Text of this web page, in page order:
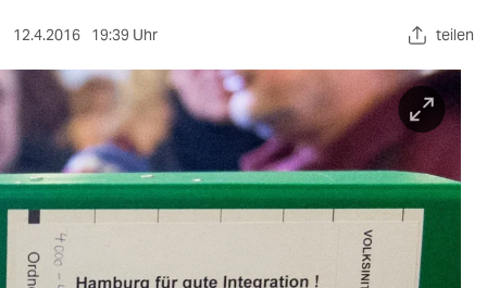
kultur
sport
berlin
nord
wahrheit
verlag
12.4.2016 19:39 Uhr teilen